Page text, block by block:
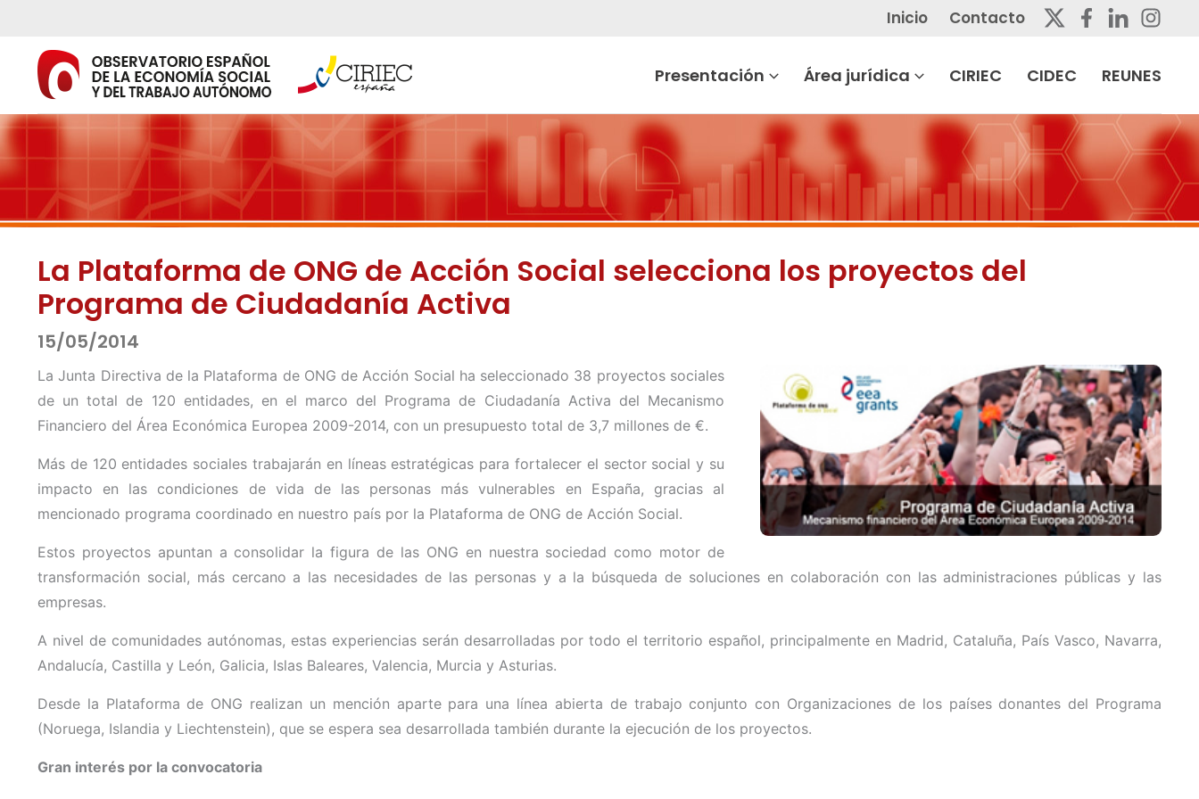
contenido
Inicio Contacto
Presentación Área jurídica CIRIEC CIDEC REUNES
La Plataforma de ONG de Acción Social selecciona los proyectos del
Programa de Ciudadanía Activa
15/05/2014
La Junta Directiva de la Plataforma de ONG de Acción Social ha seleccionado 38 proyectos sociales
de un total de 120 entidades, en el marco del Programa de Ciudadanía Activa del Mecanismo
Financiero del Área Económica Europea 2009-2014, con un presupuesto total de 3,7 millones de €.
Más de 120 entidades sociales trabajarán en líneas estratégicas para fortalecer el sector social y su
impacto en las condiciones de vida de las personas más vulnerables en España, gracias al
mencionado programa coordinado en nuestro país por la Plataforma de ONG de Acción Social.
Estos proyectos apuntan a consolidar la figura de las ONG en nuestra sociedad como motor de
transformación social, más cercano a las necesidades de las personas y a la búsqueda de soluciones en colaboración con las administraciones públicas y las
empresas.
A nivel de comunidades autónomas, estas experiencias serán desarrolladas por todo el territorio español, principalmente en Madrid, Cataluña, País Vasco, Navarra,
Andalucía, Castilla y León, Galicia, Islas Baleares, Valencia, Murcia y Asturias.
Desde la Plataforma de ONG realizan un mención aparte para una línea abierta de trabajo conjunto con Organizaciones de los países donantes del Programa
(Noruega, Islandia y Liechtenstein), que se espera sea desarrollada también durante la ejecución de los proyectos.
Gran interés por la convocatoria